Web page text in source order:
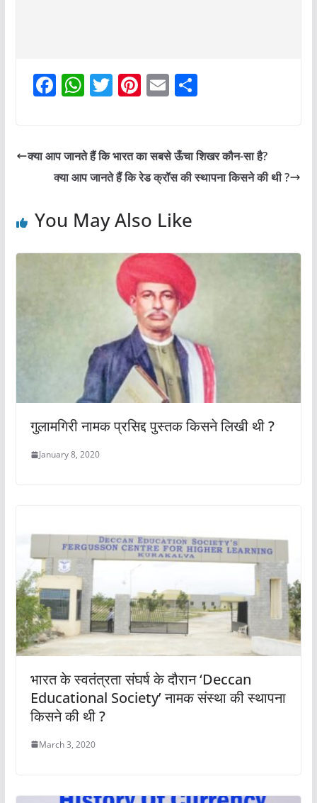
F
a
e
b
o
W
h
s
A
p
T
w
er
Pi
nt
e
st
E
m
l
S
e
क्या आप जानते हैं कि भारत का सबसे ऊँचा शिखर कौन-सा है?
क्या आप जानते हैं कि रेड क्रॉस की स्थापना किसने की थी ?
You May Also Like
गुलामगिरी नामक प्रसिद्द पुस्तक किसने लिखी थी ?
January 8, 2020
भारत के स्वतंत्रता संघर्ष के दौरान ‘Deccan
Educational Society’ नामक संस्था की स्थापना
किसने की थी ?
March 3, 2020